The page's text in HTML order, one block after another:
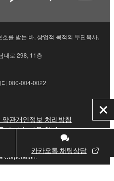
카카오톡 채팅상담
닫
기
를 받는 바, 상업적 목적의 무단복사,
대로 298, 11층
터 080-004-0022
약관개인정보 처리방침
사 기술 사용 안내
Corporation.